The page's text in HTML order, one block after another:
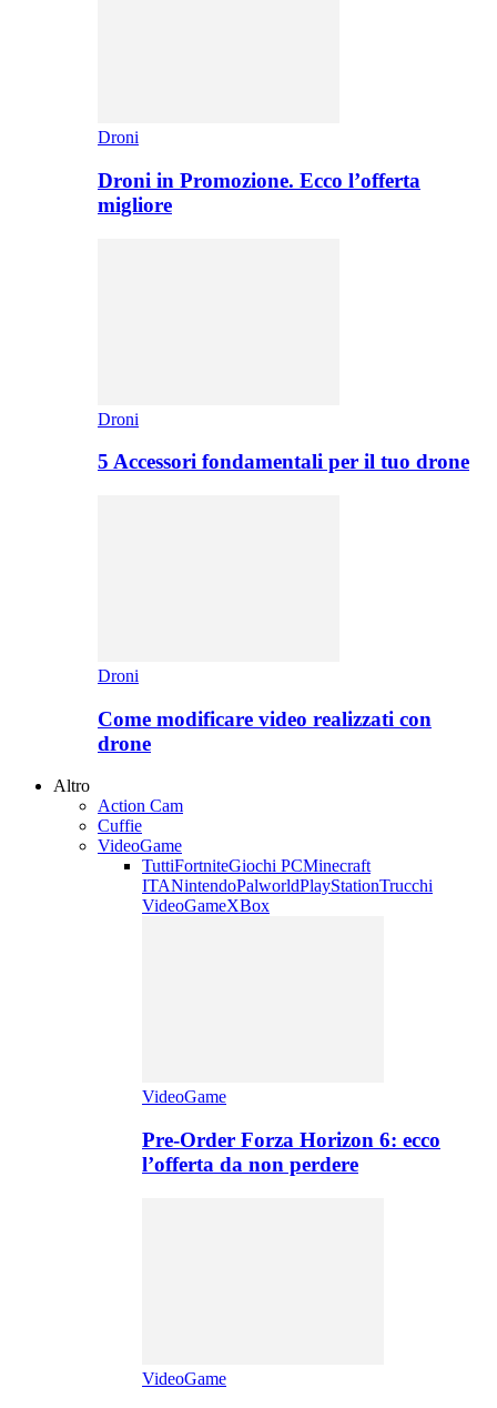
Droni
Droni in Promozione. Ecco l’offerta
migliore
Droni
5 Accessori fondamentali per il tuo drone
Droni
Come modificare video realizzati con
drone
Altro
Action Cam
Cuffie
VideoGame
TuttiFortniteGiochi PCMinecraft
ITANintendoPalworldPlayStationTrucchi
VideoGameXBox
VideoGame
Pre-Order Forza Horizon 6: ecco
l’offerta da non perdere
VideoGame